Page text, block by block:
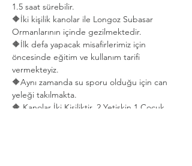
1.5 saat sürebilir.
🔶İki kişilik kanolar ile Longoz Subasar
Ormanlarının içinde gezilmektedir.
🔶İlk defa yapacak misafirlerimiz için
öncesinde eğitim ve kullanım tarifi
vermekteyiz.
🔶Aynı zamanda su sporu olduğu için can
yeleği takılmakta.
🔶 Kanolar İki Kişiliktir. 2 Yetişkin 1 Çocuk